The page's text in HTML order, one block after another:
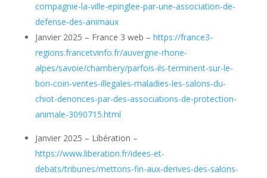
compagnie-la-ville-epinglee-par-une-association-de-
defense-des-animaux
Janvier 2025 – France 3 web – https://france3-
regions.francetvinfo.fr/auvergne-rhone-
alpes/savoie/chambery/parfois-ils-terminent-sur-le-
bon-coin-ventes-illegales-maladies-les-salons-du-
chiot-denonces-par-des-associations-de-protection-
animale-3090715.html
Janvier 2025 – Libération –
https://www.liberation.fr/idees-et-
debats/tribunes/mettons-fin-aux-derives-des-salons-